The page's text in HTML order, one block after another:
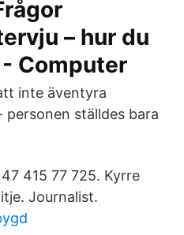
– hur du
Computer
inte äventyra
ställdes bara
415 77 725. Kyrre
Journalist.